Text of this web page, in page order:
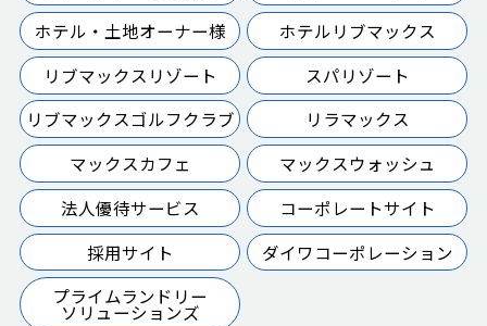
ホテル・土地オーナー様
ホテルリブマックス
リブマックスリゾート
スパリゾート
リブマックスゴルフクラブ
リラマックス
マックスカフェ
マックスウォッシュ
法人優待サービス
コーポレートサイト
採用サイト
ダイワコーポレーション
プライムランドリー
ソリューションズ